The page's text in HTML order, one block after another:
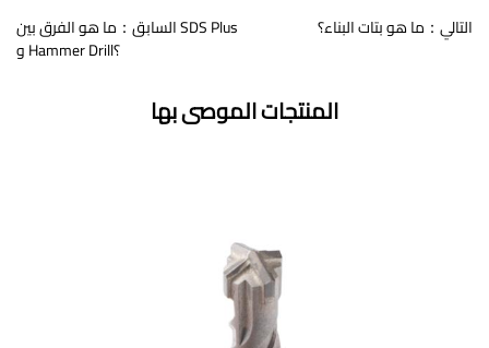
السابق：ما هو الفرق بين SDS Plus
و Hammer Drill؟
التالي：ما هو بتات البناء؟
المنتجات الموصى بها